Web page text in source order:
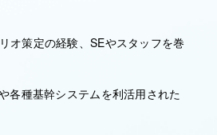
オ策定の経験、SEやスタッフを巻
各種基幹システムを利活用された